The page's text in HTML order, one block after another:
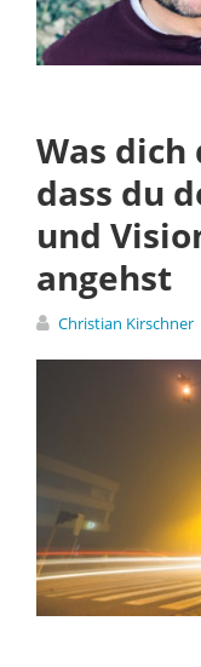
Was
dass du
und
angehst
Christian Kirschner